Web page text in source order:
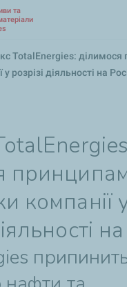
основного
вмісту
та
TotalEnergies: ділимося
розрізі діяльності на
компанії
на